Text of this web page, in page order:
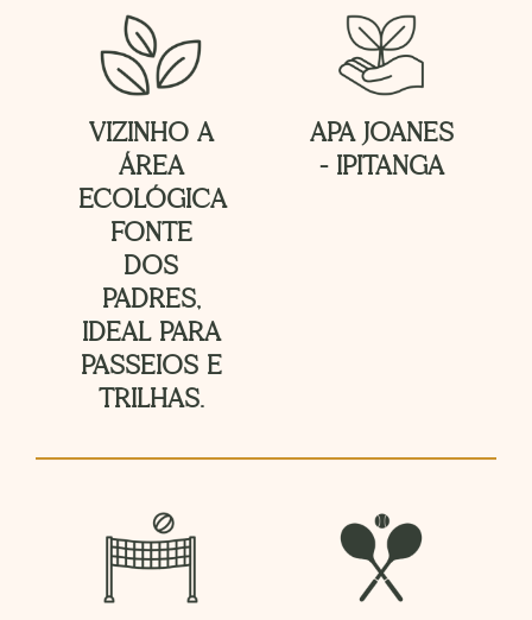
VIZINHO A
ÁREA
ECOLÓGICA
FONTE
DOS
PADRES,
IDEAL PARA
PASSEIOS E
TRILHAS.
APA JOANES
- IPITANGA